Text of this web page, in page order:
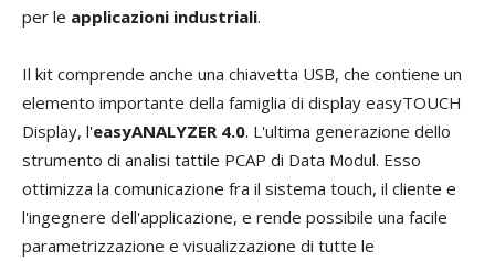
per le applicazioni industriali.
Il kit comprende anche una chiavetta USB, che contiene un
elemento importante della famiglia di display easyTOUCH
Display, l'easyANALYZER 4.0. L'ultima generazione dello
strumento di analisi tattile PCAP di Data Modul. Esso
ottimizza la comunicazione fra il sistema touch, il cliente e
l'ingegnere dell'applicazione, e rende possibile una facile
parametrizzazione e visualizzazione di tutte le